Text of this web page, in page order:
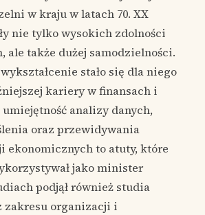
w kraju w latach 70. XX
nie tylko wysokich zdolności
ale także dużej samodzielności.
stało się dla niego
kariery w finansach i
analizy danych,
oraz przewidywania
ekonomicznych to atuty, które
jako minister
podjął również studia
zakresu organizacji i